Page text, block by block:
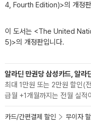
4, Fourth Edition)>의 개정
이 도서는 <The United
5)>의 개정판입니다.
알라딘 만권당 삼성카드, 알라
최대 1만원 또는 2만원 할인(
급월 +1개월까지는 전월 실적
카드/간편결제 할인 무이자